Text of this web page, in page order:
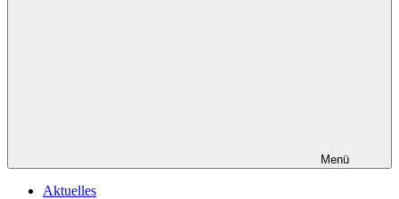
Menü
Aktuelles